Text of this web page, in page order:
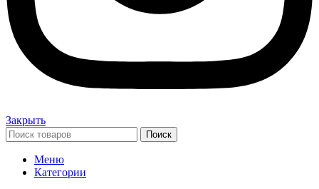
Закрыть
Поиск
Меню
Категории